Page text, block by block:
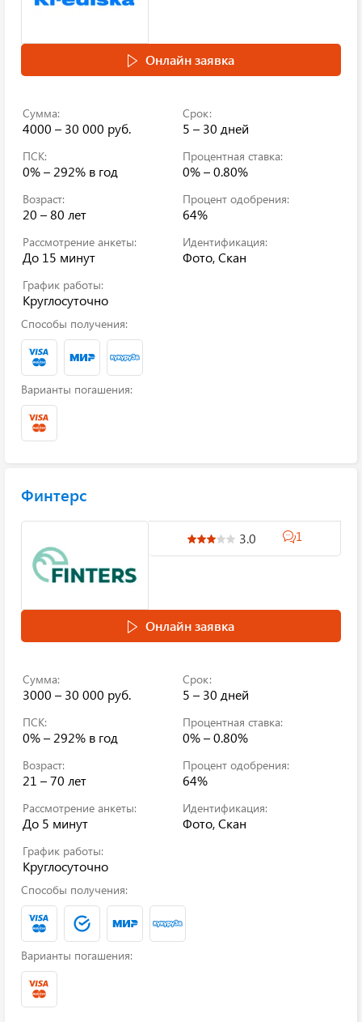
Онлайн заявка
Сумма:
4000 – 30 000 руб.
Срок:
5 – 30 дней
ПСК:
0% – 292% в год
Процентная ставка:
0% – 0.80%
Возраст:
20 – 80 лет
Процент одобрения:
64%
Рассмотрение анкеты:
До 15 минут
Идентификация:
Фото, Скан
График работы:
Круглосуточно
Способы получения:
Варианты погашения:
Финтерс
3.0 1
Онлайн заявка
Сумма:
3000 – 30 000 руб.
Срок:
5 – 30 дней
ПСК:
0% – 292% в год
Процентная ставка:
0% – 0.80%
Возраст:
21 – 70 лет
Процент одобрения:
64%
Рассмотрение анкеты:
До 5 минут
Идентификация:
Фото, Скан
График работы:
Круглосуточно
Способы получения:
Варианты погашения: